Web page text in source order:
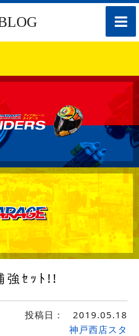
toggle
強ｾｯﾄ!!
投稿日： 2019.05.18
神戸西店スタ